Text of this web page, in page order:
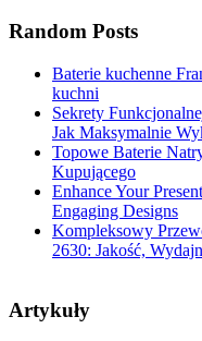
Random Posts
Baterie kuchenne
kuchni
Sekrety
Jak Maksymalnie
Topowe Baterie
Kupującego
Enhance Your
Engaging Designs
Kompleksowy
2630: Jakość,
Artykuły